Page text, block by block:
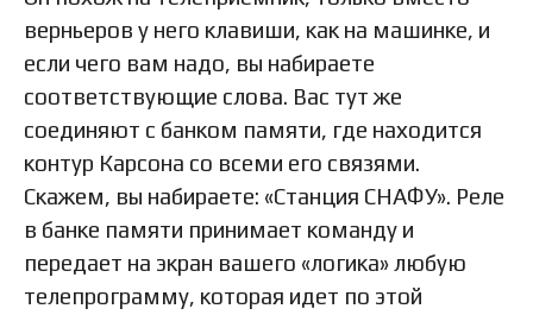
верньеров у него клавиши, как на машинке, и
если чего вам надо, вы набираете
соответствующие слова. Вас тут же
соединяют с банком памяти, где находится
контур Карсона со всеми его связями.
Скажем, вы набираете: «Станция СНАФУ». Реле
в банке памяти принимает команду и
передает на экран вашего «логика» любую
телепрограмму, которая идет по этой